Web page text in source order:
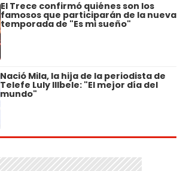
El Trece confirmó quiénes son los
famosos que participarán de la nueva
temporada de "Es mi sueño"
Nació Mila, la hija de la periodista de
Telefe Luly Illbele: "El mejor día del
mundo"